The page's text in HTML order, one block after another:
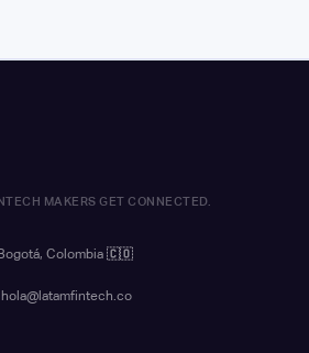
MAKERS GET CONNECTED.
Bogotá, Colombia 🇨🇴
hola@latamfintech.co